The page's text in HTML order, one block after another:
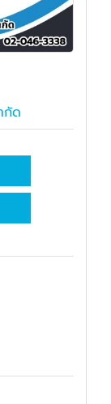
กัด